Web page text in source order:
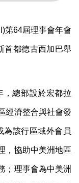
第64屆理事會年會
首都德古西加巴舉
，總部設於宏都拉
經濟整合與社會發
為該行區域外會員
，協助中美洲地區
；理事會為中美洲